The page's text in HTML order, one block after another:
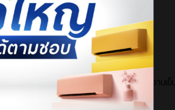
มจะทำหน้าที่ผลิตลมออกมาแต่จะไม่ได้ทำความเย็น